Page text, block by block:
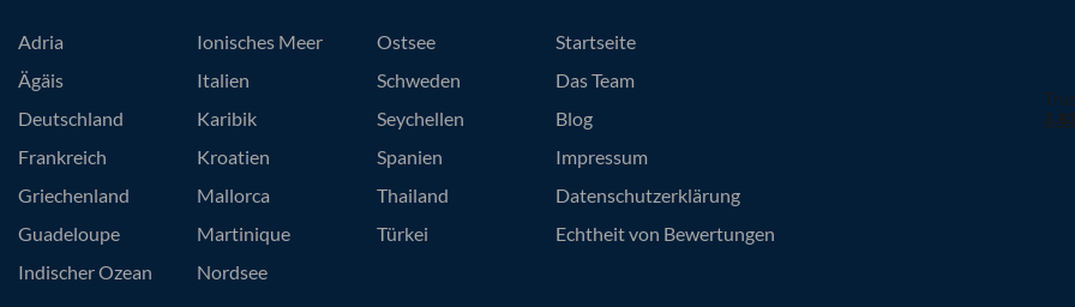
Adria
Ägäis
Deutschland
Frankreich
Griechenland
Guadeloupe
Indischer Ozean
Ionisches Meer
Italien
Karibik
Kroatien
Mallorca
Martinique
Nordsee
Ostsee
Schweden
Seychellen
Spanien
Thailand
Türkei
Startseite
Das Team
Blog
Impressum
Datenschutzerklärung
Echtheit von Bewertungen